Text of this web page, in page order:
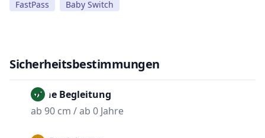
FastPass Baby Switch
Sicherheitsbestimmungen
Ohne Begleitung
ab 90 cm / ab 0 Jahre